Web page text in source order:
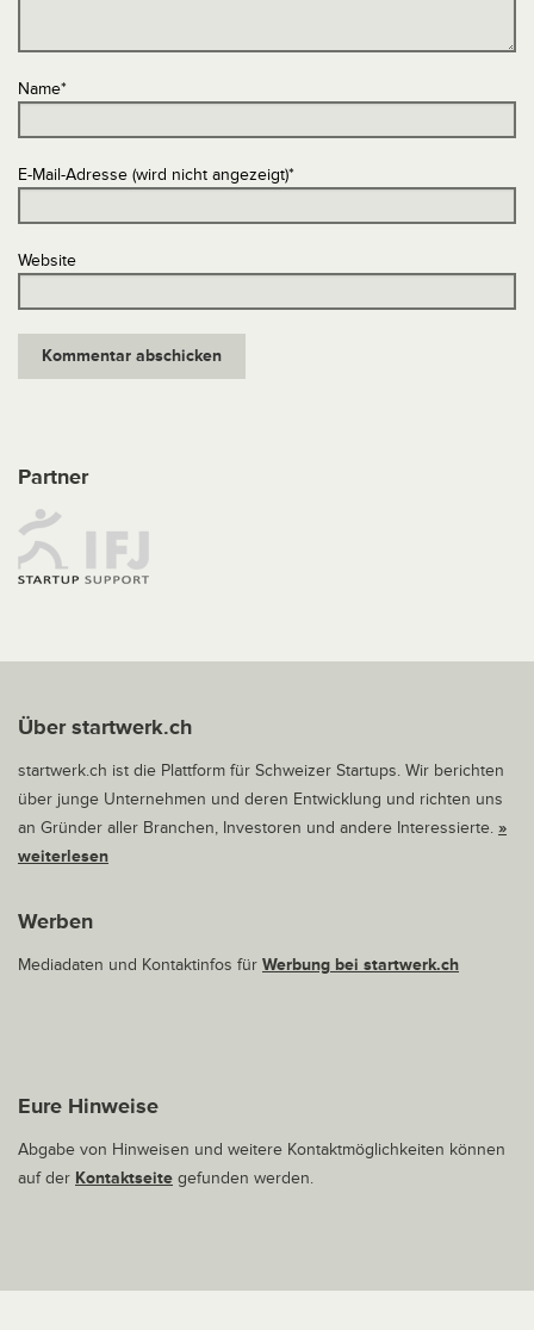
Name*
E-Mail-Adresse (wird nicht angezeigt)*
Website
Partner
Über startwerk.ch
startwerk.ch ist die Plattform für Schweizer Startups. Wir berichten
über junge Unternehmen und deren Entwicklung und richten uns
an Gründer aller Branchen, Investoren und andere Interessierte. »
weiterlesen
Werben
Mediadaten und Kontaktinfos für Werbung bei startwerk.ch
Eure Hinweise
Abgabe von Hinweisen und weitere Kontaktmöglichkeiten können
auf der Kontaktseite gefunden werden.